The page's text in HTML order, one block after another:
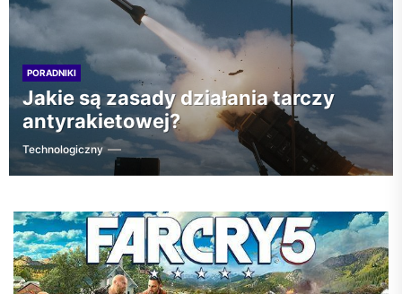
PORADNIKI
Jakie są zasady działania tarczy
antyrakietowej?
Technologiczny